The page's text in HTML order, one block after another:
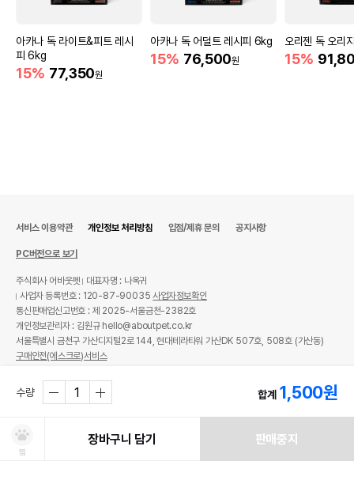
아카나 독 라이트&피트 레시
피 6kg
15% 77,350원
아카나 독 어덜트 레시피 6kg
15% 76,500원
오리젠 독 오리
15%
수량 합계 1,500원
찜
장바구니 담기 판매중지
서비스 이용약관 개인정보 처리방침 입점/제휴 문의 공지사항
PC버전으로 보기
주식회사 어바웃펫
대표자명 : 나옥귀
사업자 등록번호 : 120-87-90035사업자정보확인
통신판매업신고번호 : 제 2025-서울금천-2382호
개인정보관리자 : 김원규 hello@aboutpet.co.kr
서울특별시 금천구 가산디지털2로 144, 현대테라타워 가산DK 507호, 508호 (가산동)
구매안전(에스크로)서비스